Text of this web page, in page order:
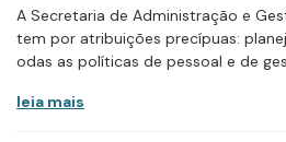
A Secretaria de Administração e
tem por atribuições precípuas:
odas as políticas de pessoal e de
leia mais